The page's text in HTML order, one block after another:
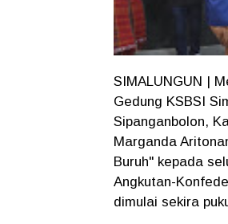
SIMALUNGUN |
Gedung KSBSI
Sipanganbolon,
Marganda
Buruh" kepada
Angkutan-
dimulai sekira